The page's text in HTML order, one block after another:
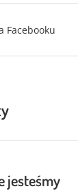
Facebooku
jesteśmy